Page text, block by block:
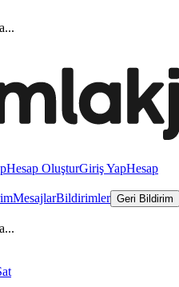
Hesap OluşturGiriş YapHesap
MesajlarBildirimler Geri Bildirim